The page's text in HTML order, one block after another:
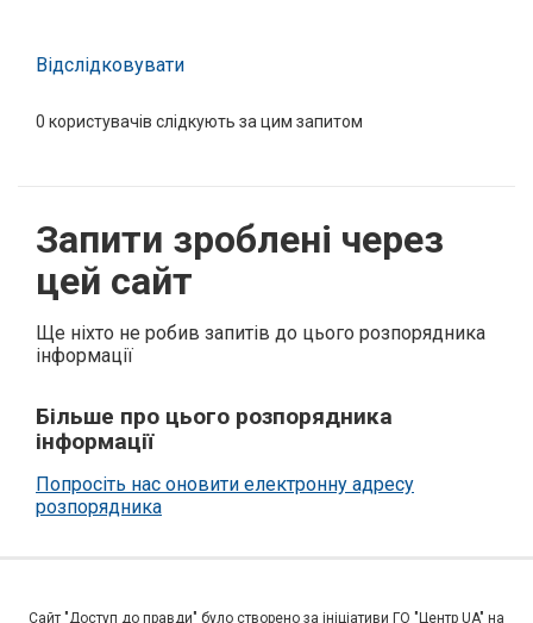
Відслідковувати
0 користувачів слідкують за цим запитом
Запити зроблені через
цей сайт
Ще ніхто не робив запитів до цього розпорядника
інформації
Більше про цього розпорядника
інформації
Попросіть нас оновити електронну адресу
розпорядника
Сайт "Доступ до правди" було створено за ініціативи ГО "Центр UA" на